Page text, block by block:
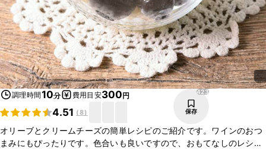
調理時間10分 費用目安300円
4.51 (8)
423
保存
オリーブとクリームチーズの簡単レシピのご紹介です。ワインのおつ
まみにもぴったりです。色合いも良いですので、おもてなしのレシピ